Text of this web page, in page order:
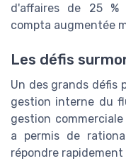
d'affaires de 25 %
compta augmentée
Les défis
Un des grands défis
gestion interne du
gestion
a permis de
répondre